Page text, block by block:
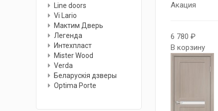
Line doors
Vi Lario
Мактим Дверь
Легенда
Интехпласт
Мister Wood
Verda
Беларускiя дзверы
Optima Porte
Акация
6 780 ₽
В корзину